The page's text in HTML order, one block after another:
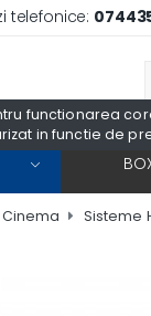
functionarea
in functie de
telefonice:
Sisteme